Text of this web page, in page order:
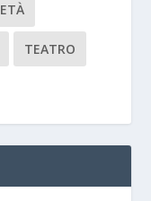
TEATRO